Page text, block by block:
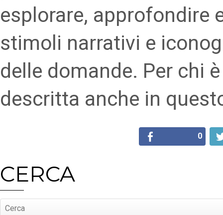
esplorare, approfondire
stimoli narrativi e
delle domande. Per chi
descritta anche in
0
CERCA